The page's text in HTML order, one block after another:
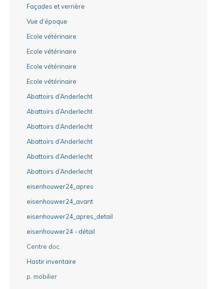
Façades et verrière
Vue d’époque
Ecole vétérinaire
Ecole vétérinaire
Ecole vétérinaire
Ecole vétérinaire
Abattoirs d’Anderlecht
Abattoirs d’Anderlecht
Abattoirs d’Anderlecht
Abattoirs d’Anderlecht
Abattoirs d’Anderlecht
Abattoirs d’Anderlecht
eisenhouwer24_apres
eisenhouwer24_avant
eisenhouwer24_apres_detail
eisenhouwer24 - détail
Centre doc.
Hastir inventaire
p. mobilier